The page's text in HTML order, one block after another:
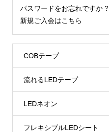
パスワードをお忘れですか ?
新規ご入会はこちら
COBテープ
流れるLEDテープ
LEDネオン
フレキシブルLEDシート